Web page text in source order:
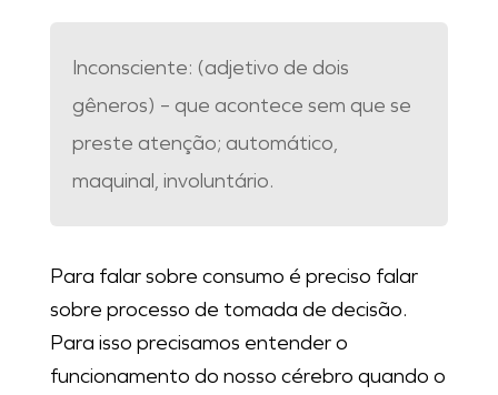
Inconsciente: (adjetivo de dois
gêneros) – que acontece sem que se
preste atenção; automático,
maquinal, involuntário.
Para falar sobre consumo é preciso falar
sobre processo de tomada de decisão.
Para isso precisamos entender o
funcionamento do nosso cérebro quando o